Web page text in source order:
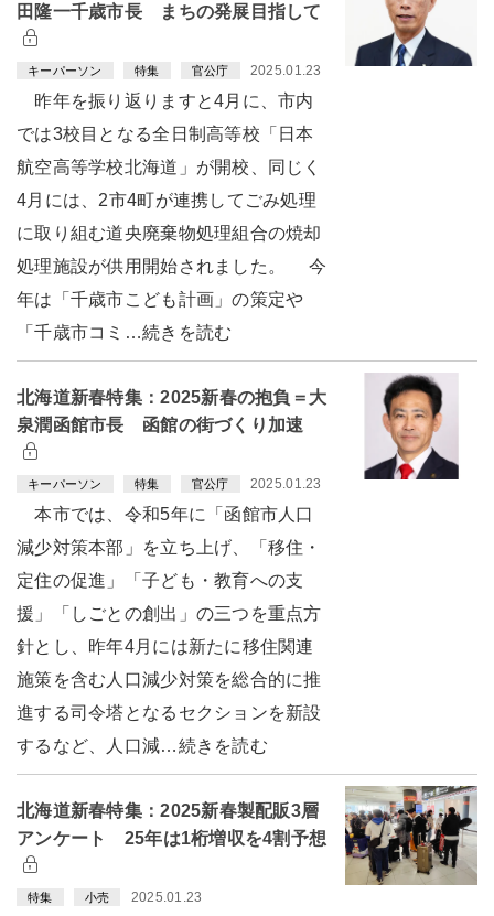
田隆一千歳市長 まちの発展目指して
キーパーソン 特集 官公庁 2025.01.23
昨年を振り返りますと4月に、市内
では3校目となる全日制高等校「日本
航空高等学校北海道」が開校、同じく
4月には、2市4町が連携してごみ処理
に取り組む道央廃棄物処理組合の焼却
処理施設が供用開始されました。 今
年は「千歳市こども計画」の策定や
「千歳市コミ…続きを読む
北海道新春特集：2025新春の抱負＝大
泉潤函館市長 函館の街づくり加速
キーパーソン 特集 官公庁 2025.01.23
本市では、令和5年に「函館市人口
減少対策本部」を立ち上げ、「移住・
定住の促進」「子ども・教育への支
援」「しごとの創出」の三つを重点方
針とし、昨年4月には新たに移住関連
施策を含む人口減少対策を総合的に推
進する司令塔となるセクションを新設
するなど、人口減…続きを読む
北海道新春特集：2025新春製配販3層
アンケート 25年は1桁増収を4割予想
特集 小売 2025.01.23